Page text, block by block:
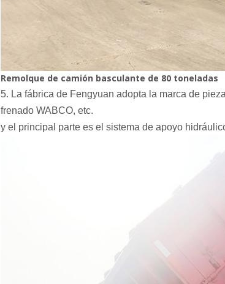
Remolque de camión basculante de 80 toneladas
5. La fábrica de Fengyuan adopta la marca de
frenado WABCO, etc.
y el principal parte es el sistema de apoyo